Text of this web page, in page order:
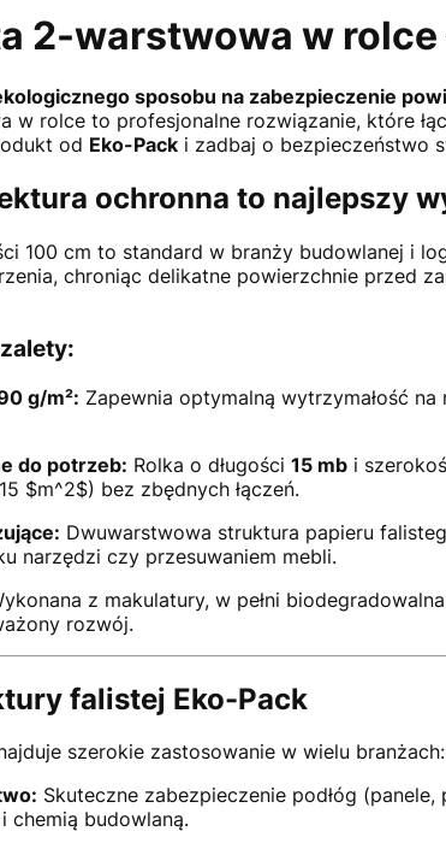
2-warstwowa w rolce
sposobu na zabezpieczenie
w rolce to profesjonalne rozwiązanie, które
od Eko-Packi zadbaj o bezpieczeństwo
ochronna to najlepszy
100 cm to standard w branży budowlanej i
chroniąc delikatne powierzchnie przed
g/m²: Zapewnia optymalną wytrzymałość
do potrzeb: Rolka o długości 15 mbi
$m^2$) bez zbędnych łączeń.
Dwuwarstwowa struktura papieru
narzędzi czy przesuwaniem mebli.
z makulatury, w pełni
rozwój.
falistej Eko-Pack
szerokie zastosowanie w wielu branżach:
Skuteczne zabezpieczenie podłóg
chemią budowlaną.